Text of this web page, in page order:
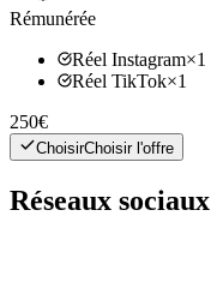
Rémunérée
Réel Instagram×1
Réel TikTok×1
250€
ChoisirChoisir l'offre
Réseaux sociaux